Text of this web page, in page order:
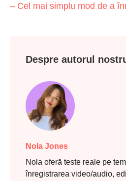
– Cel mai simplu mod de a
Despre autorul
Nola Jones
Nola oferă teste reale pe
înregistrarea video/audio,